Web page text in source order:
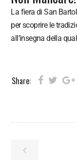
La fiera di San
per scoprire le
all’insegna della
Share: